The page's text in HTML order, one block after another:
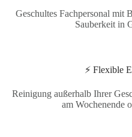
Geschultes Fachpersonal mit
Sauberkeit in
⚡ Flexible
Reinigung außerhalb Ihrer
am Wochenende